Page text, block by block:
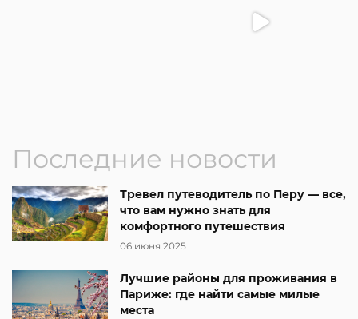
Последние новости
Тревел путеводитель по Перу — все,
что вам нужно знать для
комфортного путешествия
06 июня 2025
Лучшие районы для проживания в
Париже: где найти самые милые
места